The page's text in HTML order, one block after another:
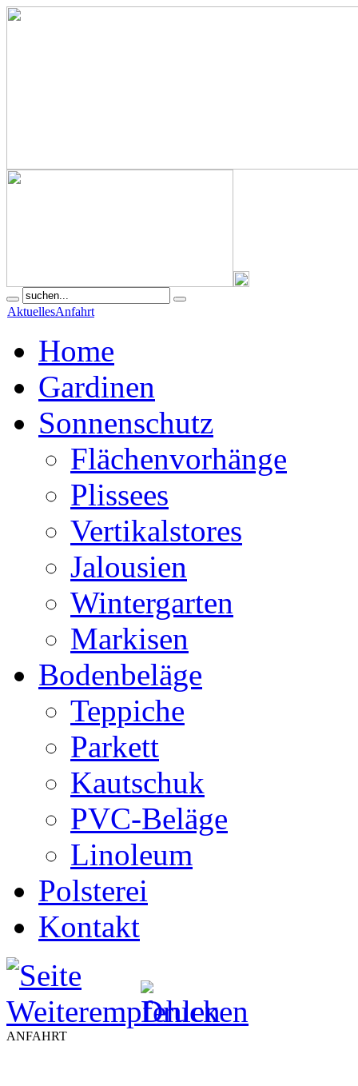
AktuellesAnfahrt
Home
Gardinen
Sonnenschutz
Flächenvorhänge
Plissees
Vertikalstores
Jalousien
Wintergarten
Markisen
Bodenbeläge
Teppiche
Parkett
Kautschuk
PVC-Beläge
Linoleum
Polsterei
Kontakt
ANFAHRT